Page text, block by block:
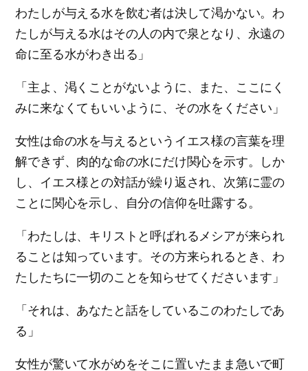
わたしが与える水を飲む者は決して渇かない。わ
たしが与える水はその人の内で泉となり、永遠の
命に至る水がわき出る」
「主よ、渇くことがないように、また、ここにく
みに来なくてもいいように、その水をください」
女性は命の水を与えるというイエス様の言葉を理
解できず、肉的な命の水にだけ関心を示す。しか
し、イエス様との対話が繰り返され、次第に霊の
ことに関心を示し、自分の信仰を吐露する。
「わたしは、キリストと呼ばれるメシアが来られ
ることは知っています。その方来られるとき、わ
たしたちに一切のことを知らせてくださいます」
「それは、あなたと話をしているこのわたしであ
る」
女性が驚いて水がめをそこに置いたまま急いで町